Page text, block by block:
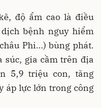
độ ẩm cao là điều
bệnh nguy hiểm
Phi...) bùng phát.
súc, gia cầm trên địa
5,9 triệu con, tăng
áp lực lớn trong công